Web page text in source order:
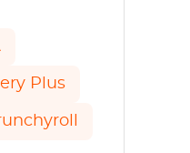
Plus